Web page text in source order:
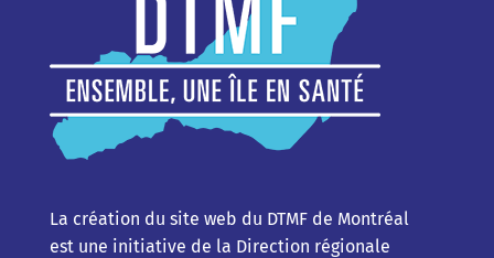
La création du site web du DTMF de Montréal
est une initiative de la Direction régionale